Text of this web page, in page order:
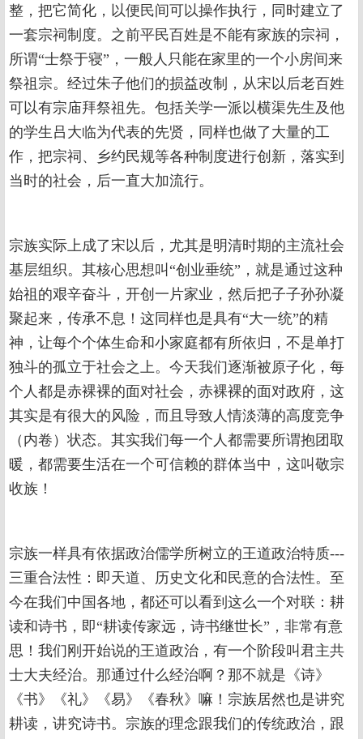
整，把它简化，以便民间可以操作执行，同时建立了
一套宗祠制度。之前平民百姓是不能有家族的宗祠，
所谓“士祭于寝”，一般人只能在家里的一个小房间来
祭祖宗。经过朱子他们的损益改制，从宋以后老百姓
可以有宗庙拜祭祖先。包括关学一派以横渠先生及他
的学生吕大临为代表的先贤，同样也做了大量的工
作，把宗祠、乡约民规等各种制度进行创新，落实到
当时的社会，后一直大加流行。
宗族实际上成了宋以后，尤其是明清时期的主流社会
基层组织。其核心思想叫“创业垂统”，就是通过这种
始祖的艰辛奋斗，开创一片家业，然后把子子孙孙凝
聚起来，传承不息！这同样也是具有“大一统”的精
神，让每个个体生命和小家庭都有所依归，不是单打
独斗的孤立于社会之上。今天我们逐渐被原子化，每
个人都是赤裸裸的面对社会，赤裸裸的面对政府，这
其实是有很大的风险，而且导致人情淡薄的高度竞争
（内卷）状态。其实我们每一个人都需要所谓抱团取
暖，都需要生活在一个可信赖的群体当中，这叫敬宗
收族！
宗族一样具有依据政治儒学所树立的王道政治特质---
三重合法性：即天道、历史文化和民意的合法性。至
今在我们中国各地，都还可以看到这么一个对联：耕
读和诗书，即“耕读传家远，诗书继世长”，非常有意
思！我们刚开始说的王道政治，有一个阶段叫君主共
士大夫经治。那通过什么经治啊？那不就是《诗》
《书》《礼》《易》《春秋》嘛！宗族居然也是讲究
耕读，讲究诗书。宗族的理念跟我们的传统政治，跟